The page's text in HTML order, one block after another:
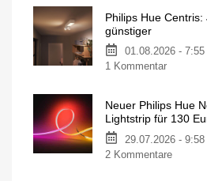
Philips Hue
günstiger
01.08.2026 - 7:55
1 Kommentar
Neuer Philips Hue
Lightstrip für 130
29.07.2026 - 9:58
2 Kommentare